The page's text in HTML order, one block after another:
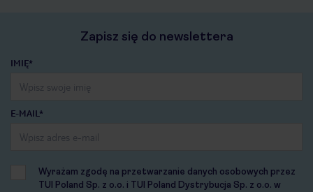
Zapisz się do newslettera
IMIĘ*
E-MAIL*
Wyrażam zgodę na przetwarzanie danych osobowych przez
TUI Poland Sp. z o.o. i TUI Poland Dystrybucja Sp. z o.o. w